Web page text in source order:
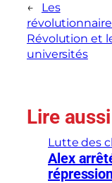
←
Les
Révolution et
universités
Lire aussi
Lutte des
Alex